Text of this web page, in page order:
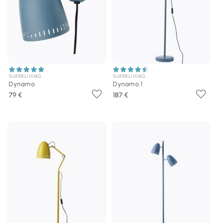
SUPERLIVING
Dynamo
79 €
SUPERLIVING
Dynamo 1
187 €